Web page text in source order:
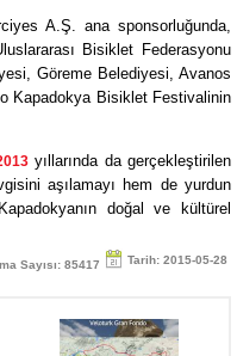
A.Ş. ana sponsorluğunda,
Bisiklet Federasyonu
Göreme Belediyesi, Avanos
Kapadokya Bisiklet Festivalinin
yıllarında da gerçekleştirilen
aşılamayı hem de yurdun
doğal ve kültürel
Sayısı: 85417 Tarih: 2015-05-28